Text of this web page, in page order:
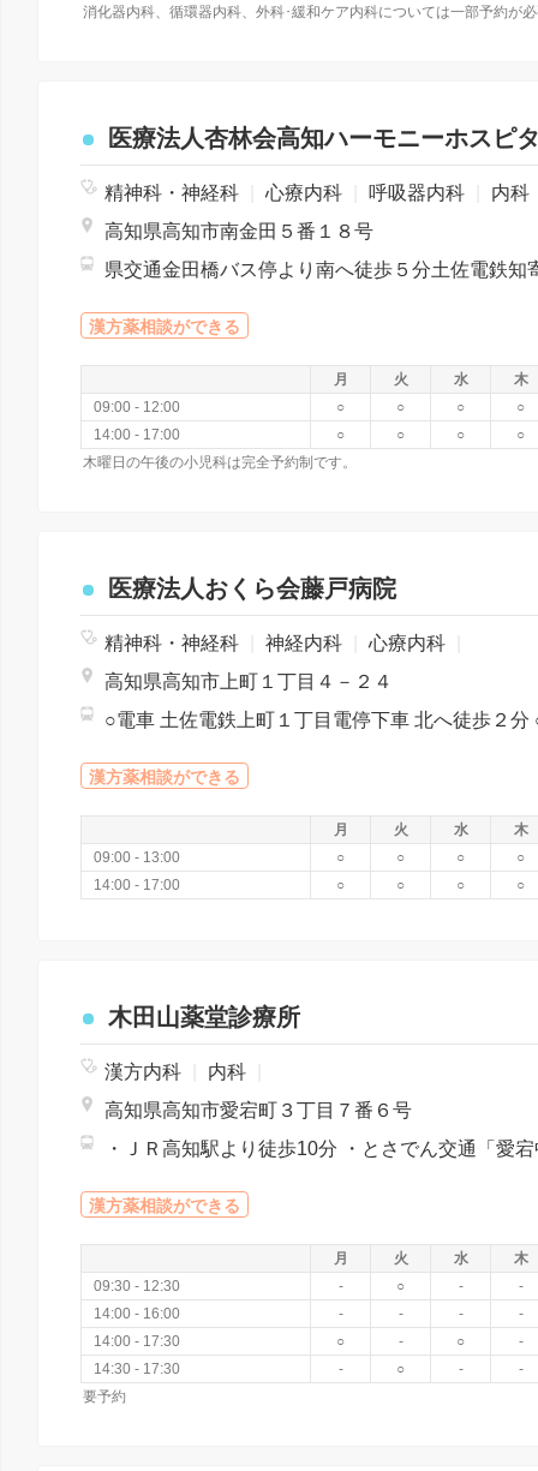
医療法人杏林会高知ハーモニーホスピ
精神科・神経科 心療内科 呼吸器内科
内科
高知県高知市南金田５番１８号
漢方薬相談ができる
月 火 水
木
09:00 - 12:00
○ ○ ○
○
14:00 - 17:00
○ ○ ○
○
木曜日の午後の小児科は完全予約制です。
医療法人おくら会藤戸病院
精神科・神経科 神経内科 心療内科
高知県高知市上町１丁目４－２４
漢方薬相談ができる
月 火 水
木
09:00 - 13:00
○ ○ ○
○
14:00 - 17:00
○ ○ ○ ○
木田山薬堂診療所
漢方内科 内科
高知県高知市愛宕町３丁目７番６号
漢方薬相談ができる
月 火 水
木
09:30 - 12:30
- ○ -
-
14:00 - 16:00
- - -
-
14:00 - 17:30
○ - ○
-
14:30 - 17:30
- ○ -
-
要予約